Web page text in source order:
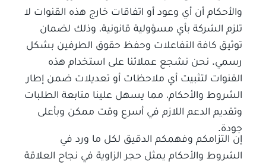
والأحكام أن أي وعود أو اتفاقات خارج هذه القنوات لا
تلزم الشركة بأي مسؤولية قانونية، وذلك لضمان
توثيق كافة التفاعلات وحفظ حقوق الطرفين بشكل
رسمي. نحن نشجع عملائنا على استخدام هذه
القنوات لتثبيت أي ملاحظات أو تعديلات ضمن إطار
الشروط والأحكام، مما يسهل علينا متابعة الطلبات
وتقديم الدعم اللازم في أسرع وقت ممكن وبأعلى
جودة.
إن التزامكم وفهمكم الدقيق لكل ما ورد في
الشروط والأحكام يمثل حجر الزاوية في نجاح العلاقة